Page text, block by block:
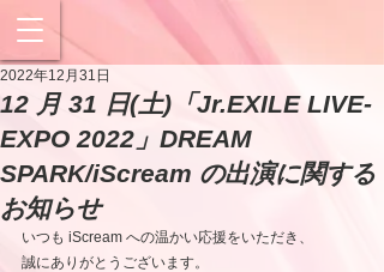
12 月 31 日(土)「Jr.EXILE LIVE-
EXPO 2022」DREAM
SPARK/iScream の出演に関する
お知らせ
2022年12月31日
いつも iScream への温かい応援をいただき、
誠にありがとうございます。